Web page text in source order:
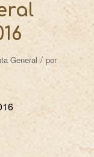
General / por